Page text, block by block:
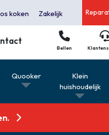
koken Zakelijk
Bellen
Quooker
Klein
huishoudelijk